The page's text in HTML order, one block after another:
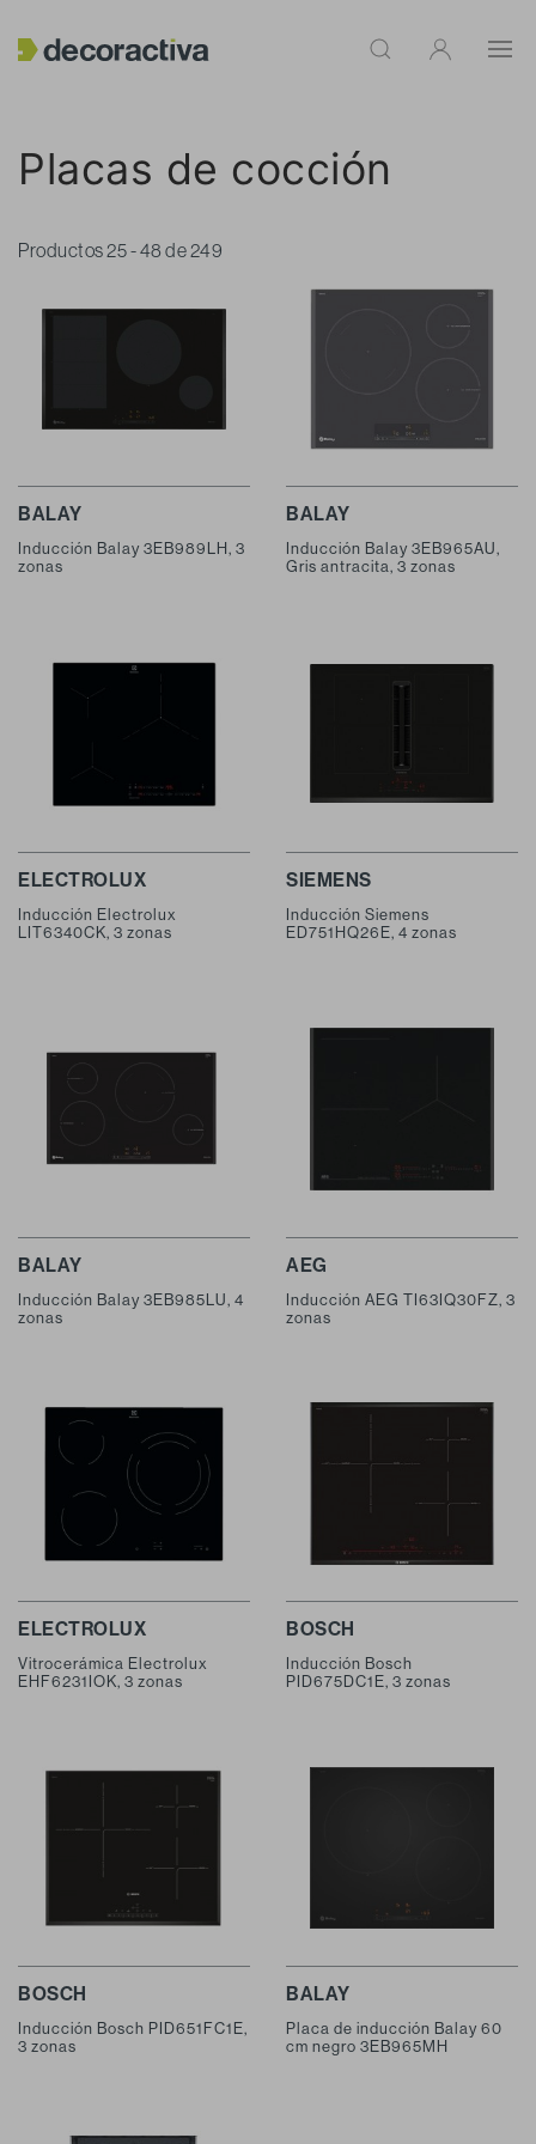
Placas de cocción
Productos 25 - 48 de 249
BALAY
Inducción Balay 3EB989LH, 3
zonas
BALAY
Inducción Balay 3EB965AU,
Gris antracita, 3 zonas
ELECTROLUX
Inducción Electrolux
LIT6340CK, 3 zonas
SIEMENS
Inducción Siemens
ED751HQ26E, 4 zonas
BALAY
Inducción Balay 3EB985LU, 4
zonas
AEG
Inducción AEG TI63IQ30FZ, 3
zonas
ELECTROLUX
Vitrocerámica Electrolux
EHF6231IOK, 3 zonas
BOSCH
Inducción Bosch
PID675DC1E, 3 zonas
BOSCH
Inducción Bosch PID651FC1E,
3 zonas
BALAY
Placa de inducción Balay 60
cm negro 3EB965MH